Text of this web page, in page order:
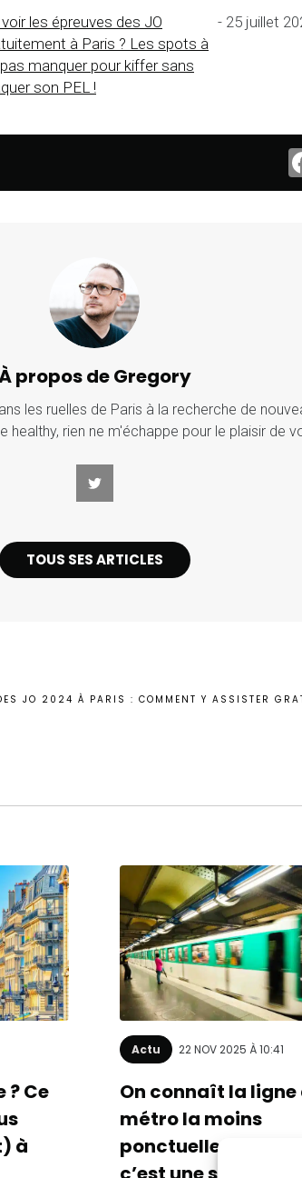
voir les épreuves des JO
à Paris ? Les spots à
manquer pour kiffer sans
son PEL !
- 25 juillet
propos de Gregory
les ruelles de Paris à la recherche de
healthy, rien ne m'échappe pour le plaisir de
TOUS SES ARTICLES
JO 2024 À PARIS : COMMENT Y ASSISTER
? Ce
à
Actu 22 NOV 2025 À 10:41
On connaît la ligne
métro la moins
ponctuelle de Paris